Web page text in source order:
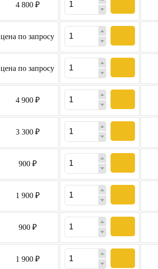
4 800 ₽
цена по запросу
цена по запросу
4 900 ₽
3 300 ₽
900 ₽
1 900 ₽
900 ₽
1 900 ₽